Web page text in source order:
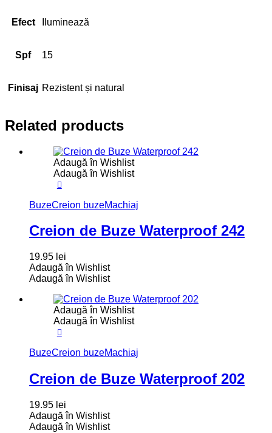
Efect Iluminează
Spf 15
Finisaj Rezistent și natural
Related products
Adaugă în Wishlist
Adaugă în Wishlist
BuzeCreion buzeMachiaj
Creion de Buze Waterproof 242
19.95 lei
Adaugă în Wishlist
Adaugă în Wishlist
Adaugă în Wishlist
Adaugă în Wishlist
BuzeCreion buzeMachiaj
Creion de Buze Waterproof 202
19.95 lei
Adaugă în Wishlist
Adaugă în Wishlist